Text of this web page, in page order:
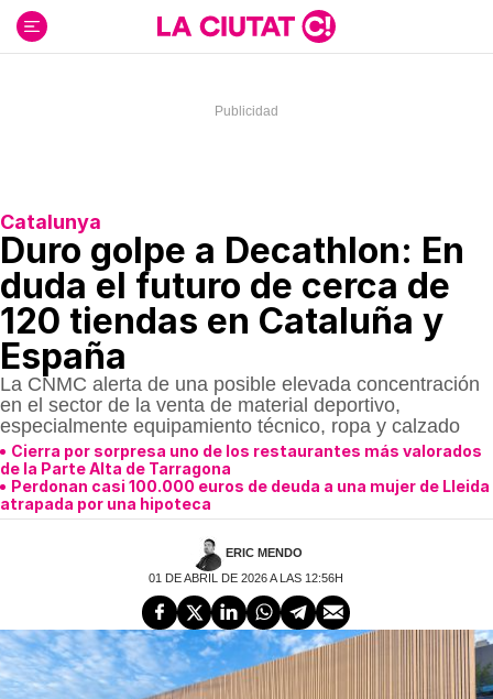
contenido
Catalunya
Duro golpe a Decathlon: En
duda el futuro de cerca de
120 tiendas en Cataluña y
España
La CNMC alerta de una posible elevada concentración
en el sector de la venta de material deportivo,
especialmente equipamiento técnico, ropa y calzado
Cierra por sorpresa uno de los restaurantes más valorados
de la Parte Alta de Tarragona
Perdonan casi 100.000 euros de deuda a una mujer de Lleida
atrapada por una hipoteca
ERIC MENDO
01 DE ABRIL DE 2026 A LAS 12:56H